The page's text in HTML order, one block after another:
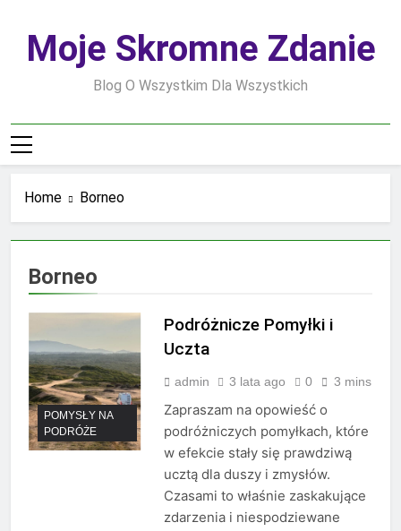
contentMoje Skromne Zdanie
Blog O Wszystkim Dla Wszystkich
Home Borneo
Borneo
POMYSŁY NA
PODRÓŻE
Podróżnicze Pomyłki i
Uczta
admin 3 lata ago 0 3 mins
Zapraszam na opowieść o
podróżniczych pomyłkach, które
w efekcie stały się prawdziwą
ucztą dla duszy i zmysłów.
Czasami to właśnie zaskakujące
zdarzenia i niespodziewane